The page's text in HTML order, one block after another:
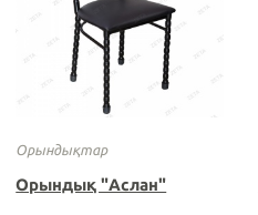
Орындықтар
Орындық "Аслан"